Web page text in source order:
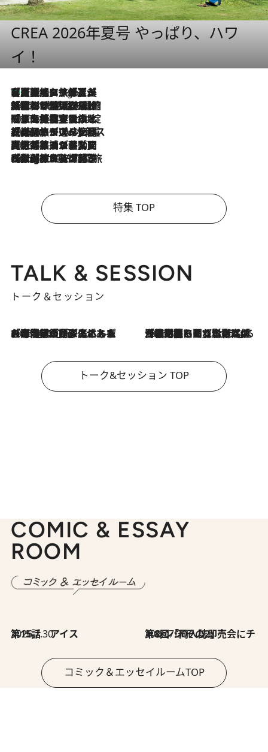
CREA 2026年夏号 やっぱり、ハワ
イ！
6 Hours Ago
【厳選旅コスメ】「多機能アイテムがメイン！」旅好き美容エディターが選んだ夏旅ベストコスメを発表【Mサイズジップ】
2026.8.6
「荷物が増えるほど旅ストレスは増す」美容ジャーナリストがたどり着いた最終結論。“化粧品を劇的に減らす”感動の凝縮美容とは
2026.8.6
「旅先には金髪ウィッグを持参」日本と同じメイクでは損してる!? 美容ジャーナリストが提案する“掟破りの旅美容”とは
2026.8.6
【厳選旅コスメ】「身軽さ＆UV対策重視！」ヘアアーティストshucoが選んだ夏旅ベストコスメを発表【Mサイズジップ】
2026.8.5
【厳選旅コスメ】国内をあちこち移動する河井菜摘が選んだ夏旅ベストコスメ発表！「リラックスアイテムはマスト」【Mサイズジップ】
2026.8.4
【厳選旅コスメ】「紫外線＆乾燥対策しながらメイク感も！」ヘア＆メイクGeorgeが選んだ夏旅ベストコスメを発表！【Mサイズジップ】
特集 TOP
TALK & SESSION
トーク＆セッション
2026.8.3
「今後値上げがあるとすれば…」「リスクがあるのは今年の冬」エネルギー専門家が語る、ホルムズ海峡封鎖が家庭にもたらす“ある心配” 2026.8.3
「住宅建てられない…」「サーチャージ料の高値が続いている」ホルムズ海峡封鎖による影響はいつまで続く？《エネルギー専門家に聞く“どうなる日本の暮らし”》
トーク&セッション TOP
COMIC & ESSAY
ROOM
2026.7.30
第15話 アイス 2026.7.30
第8回「同人誌即売会にチャレンジ その2」
コミック＆エッセイルームTOP